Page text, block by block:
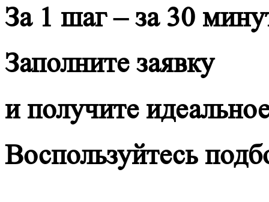
За 1 шаг – за 30
Заполните заявку
и получите
Воспользуйтесь